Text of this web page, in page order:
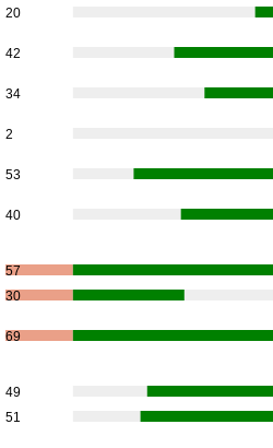
20
42
34
2
53
40
57
30
69
49
51